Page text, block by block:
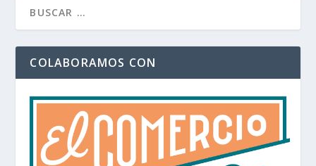
COLABORAMOS CON